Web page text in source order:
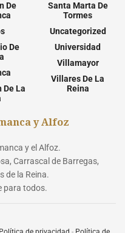
De
De
De La
Santa Marta De
Tormes
Uncategorized
Universidad
Villamayor
Villares De La
Reina
y Alfoz
y el Alfoz.
Carrascal de Barregas,
de la Reina.
para todos.